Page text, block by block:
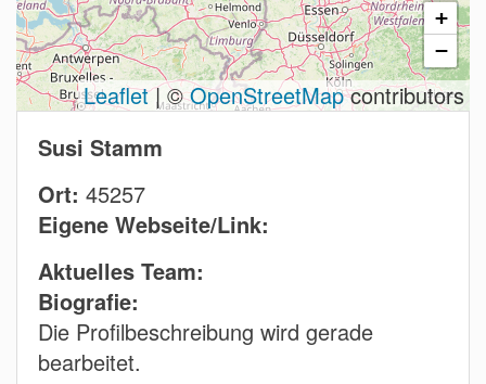
+
−
Leaflet| ©OpenStreetMapcontributors
Susi Stamm
Ort: 45257
Eigene Webseite/Link:
Aktuelles Team:
Biografie:
Die Profilbeschreibung wird gerade
bearbeitet.